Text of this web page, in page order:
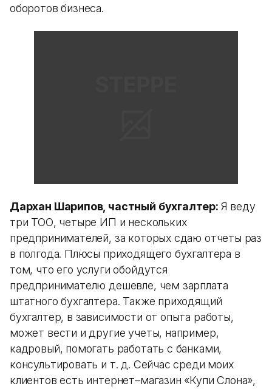
оборотов бизнеса.
Дархан Шарипов, частный бухгалтер: Я веду
три ТОО, четыре ИП и нескольких
предпринимателей, за которых сдаю отчеты раз
в полгода. Плюсы приходящего бухгалтера в
том, что его услуги обойдутся
предпринимателю дешевле, чем зарплата
штатного бухгалтера. Также приходящий
бухгалтер, в зависимости от опыта работы,
может вести и другие учеты, например,
кадровый, помогать работать с банками,
консультировать и т. д. Сейчас среди моих
клиентов есть интернет–магазин «Купи Слона»,